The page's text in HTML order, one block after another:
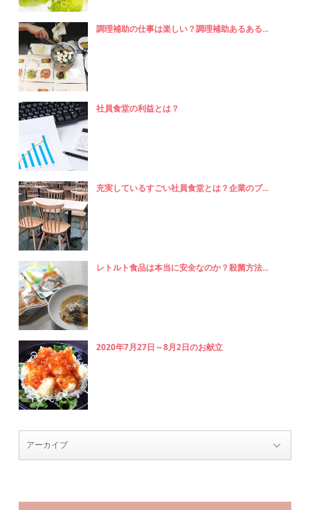
調理補助の仕事は楽しい？調理補助あるある...
社員食堂の利益とは？
充実しているすごい社員食堂とは？企業のブ...
レトルト食品は本当に安全なのか？殺菌方法...
2020年7月27日～8月2日のお献立